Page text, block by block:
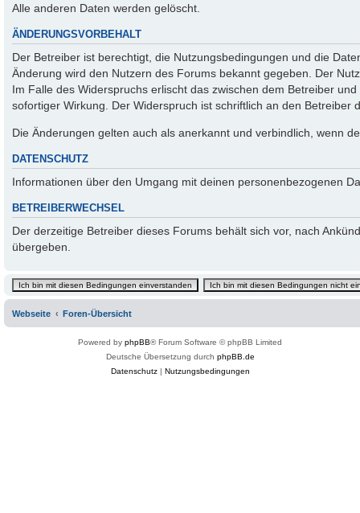
Alle anderen Daten werden gelöscht.
ÄNDERUNGSVORBEHALT
Der Betreiber ist berechtigt, die Nutzungsbedingungen und die
Änderung wird den Nutzern des Forums bekannt gegeben. Der
Im Falle des Widerspruchs erlischt das zwischen dem Betreiber
sofortiger Wirkung. Der Widerspruch ist schriftlich an den Betreiber
Die Änderungen gelten auch als anerkannt und verbindlich, wenn
DATENSCHUTZ
Informationen über den Umgang mit deinen personenbezogenen
BETREIBERWECHSEL
Der derzeitige Betreiber dieses Forums behält sich vor, nach
übergeben.
Webseite Foren-Übersicht
Powered by phpBB® Forum Software © phpBB Limited
Deutsche Übersetzung durch phpBB.de
Datenschutz| Nutzungsbedingungen